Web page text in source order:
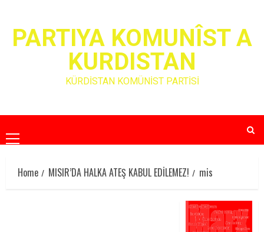
contentPARTIYA KOMUNÎST A
KURDISTAN
KÜRDİSTAN KOMÜNİST PARTİSİ
Primary
Menu
Home
MISIR’DA HALKA ATEŞ KABUL EDİLEMEZ! mis